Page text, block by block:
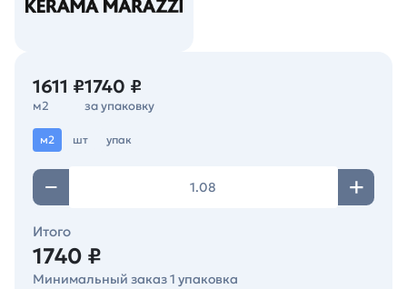
1611 ₽
м2
1740 ₽
за упаковку
м2 шт упак
Итого
1740 ₽
Минимальный заказ 1 упаковка